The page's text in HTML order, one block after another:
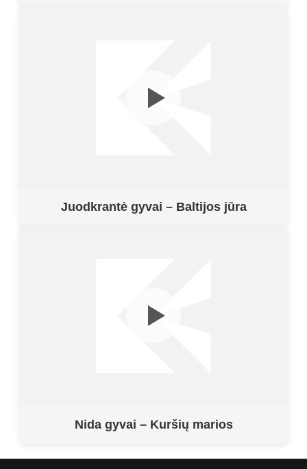
Juodkrantė gyvai – Baltijos jūra
Nida gyvai – Kuršių marios